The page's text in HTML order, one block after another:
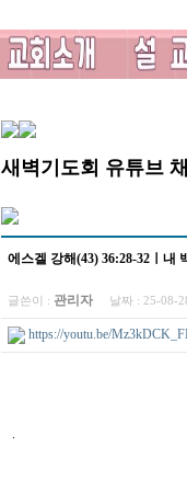
새벽기도회 유튜브
에스겔 강해(43) 36:28-32ㅣ내
글쓴이 : 관리자 날짜 : 25-08-
https://youtu.be/
.